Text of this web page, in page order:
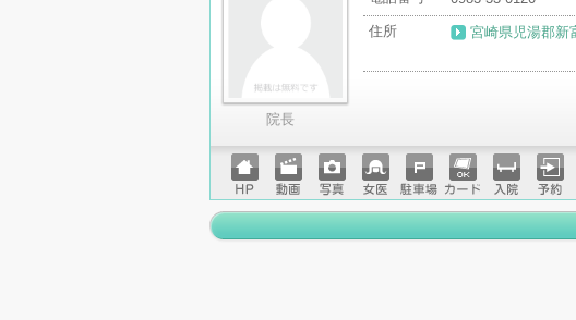
院長
住所
宮崎県児湯郡新
ホーム
ページ
動画 写真 女医 駐車場クレジ
ットカ
ード
入院 予約